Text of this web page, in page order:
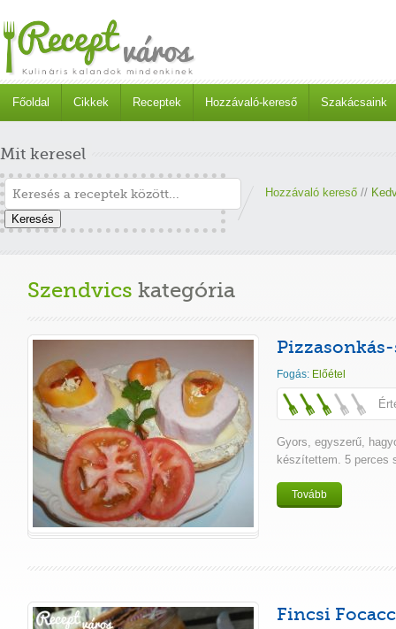
Főoldal Cikkek Receptek Hozzávaló-kereső Szakácsaink
Mit keresel
Keresés
Hozzávaló kereső //
Szendvics kategória
Fogás: Előétel
Gyors, egyszerű,
készítettem. 5 perces
Tovább
Fincsi